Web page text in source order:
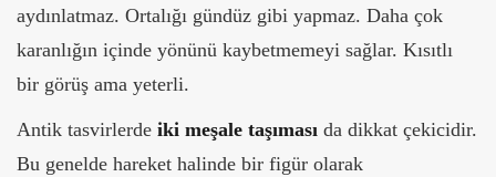
aydınlatmaz. Ortalığı gündüz gibi yapmaz. Daha çok
karanlığın içinde yönünü kaybetmemeyi sağlar. Kısıtlı
bir görüş ama yeterli.
Antik tasvirlerde iki meşale taşıması da dikkat çekicidir.
Bu genelde hareket halinde bir figür olarak